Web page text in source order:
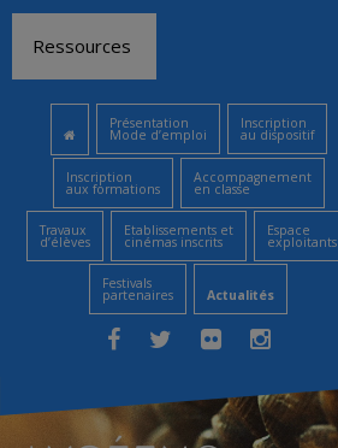
contenu
Ressources
Présentation
Mode d’emploi
Inscription
au dispositif
Inscription
aux formations
Accompagnement
en classe
Travaux
d’élèves
Etablissements et
cinémas inscrits
Espace
exploitants
Festivals
partenaires Actualités